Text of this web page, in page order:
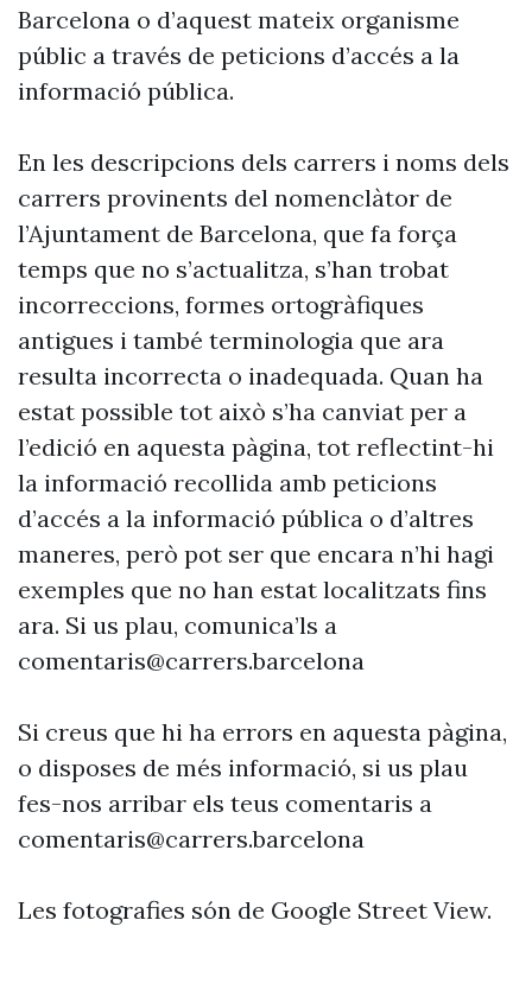
Barcelona o d’aquest mateix organisme
públic a través de peticions d’accés a la
informació pública.
En les descripcions dels carrers i noms dels
carrers provinents del nomenclàtor de
l’Ajuntament de Barcelona, que fa força
temps que no s’actualitza, s’han trobat
incorreccions, formes ortogràfiques
antigues i també terminologia que ara
resulta incorrecta o inadequada. Quan ha
estat possible tot això s’ha canviat per a
l’edició en aquesta pàgina, tot reflectint-hi
la informació recollida amb peticions
d’accés a la informació pública o d’altres
maneres, però pot ser que encara n’hi hagi
exemples que no han estat localitzats fins
ara. Si us plau, comunica’ls a
comentaris@carrers.barcelona
Si creus que hi ha errors en aquesta pàgina,
o disposes de més informació, si us plau
fes-nos arribar els teus comentaris a
comentaris@carrers.barcelona
Les fotografies són de Google Street View.